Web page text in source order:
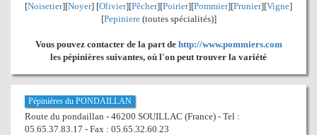
[Noisetier][Noyer] [Olivier][Pêcher][Poirier][Pommier][Prunier][Vigne]
[Pepiniere(toutes spécialités)]
Vous pouvez contacter de la part de http://www.pommiers.com
les pépinières suivantes, où l'on peut trouver la variété
Pépinières du PONDAILLAN
Route du pondaillan - 46200 SOUILLAC (France) - Tel :
05.65.37.83.17 - Fax : 05.65.32.60.23